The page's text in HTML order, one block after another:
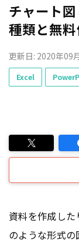
チャート
種類と無
更新日: 2020年09
Excel
資料を作成し
のような形式